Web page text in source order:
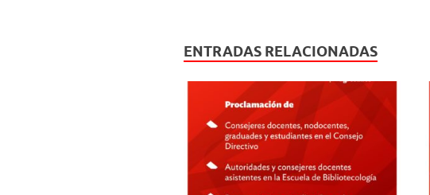
e
b
o
o
er s
A
p
p
ENTRADAS RELACIONADAS